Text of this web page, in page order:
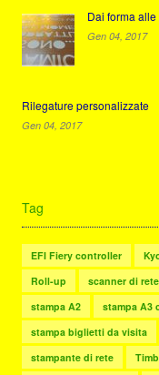
Dai forma
Gen 04, 2017
Rilegature personalizzate
Gen 04, 2017
Tag
EFI Fiery controller
Roll-up
scanner di rete
stampa A2
stampa A3
stampa biglietti da visita
stampante di rete